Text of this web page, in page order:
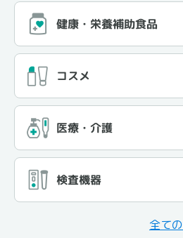
健康・栄養補助食品
コスメ
医療・介護
検査機器
全ての